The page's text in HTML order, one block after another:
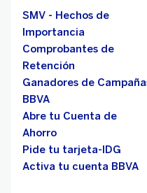
SMV - Hechos de
Importancia
Comprobantes de
Retención
Ganadores de
BBVA
Abre tu Cuenta de
Ahorro
Pide tu tarjeta-IDG
Activa tu cuenta BBVA